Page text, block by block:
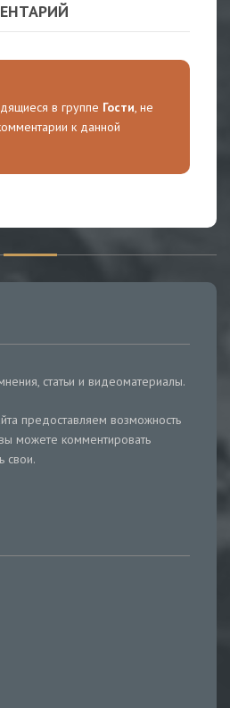
в группе Гости, не
к данной
статьи и видеоматериалы.
предоставляем возможность
можете комментировать
свои.